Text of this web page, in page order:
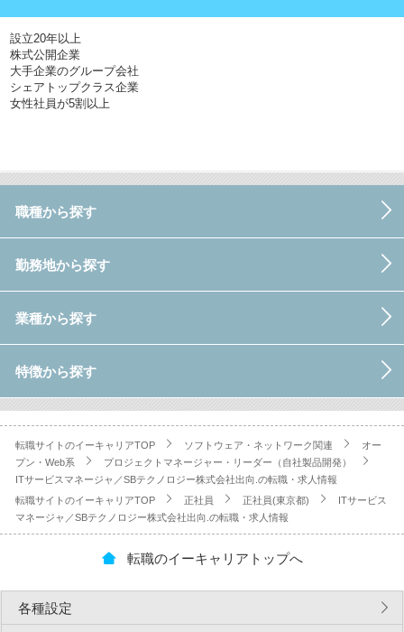
設立20年以上
株式公開企業
大手企業のグループ会社
シェアトップクラス企業
女性社員が5割以上
職種から探す
勤務地から探す
業種から探す
特徴から探す
転職サイトのイーキャリアTOP ソフトウェア・ネットワーク関連
オー
プン・Web系
プロジェクトマネージャー・リーダー（自社製品開発）
ITサービスマネージャ／SBテクノロジー株式会社出向.の転職・求人情報
転職サイトのイーキャリアTOP
正社員 正社員(東京都)
ITサービス
マネージャ／SBテクノロジー株式会社出向.の転職・求人情報
転職のイーキャリアトップへ
各種設定